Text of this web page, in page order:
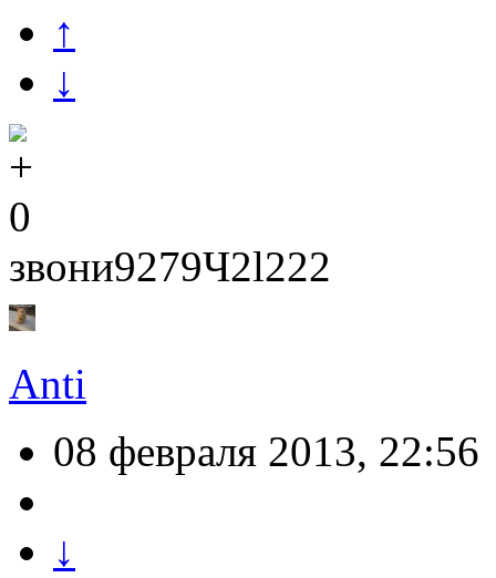
↑
↓
0
звони9279Ч2l222
Anti
08 февраля 2013, 22:56
↓